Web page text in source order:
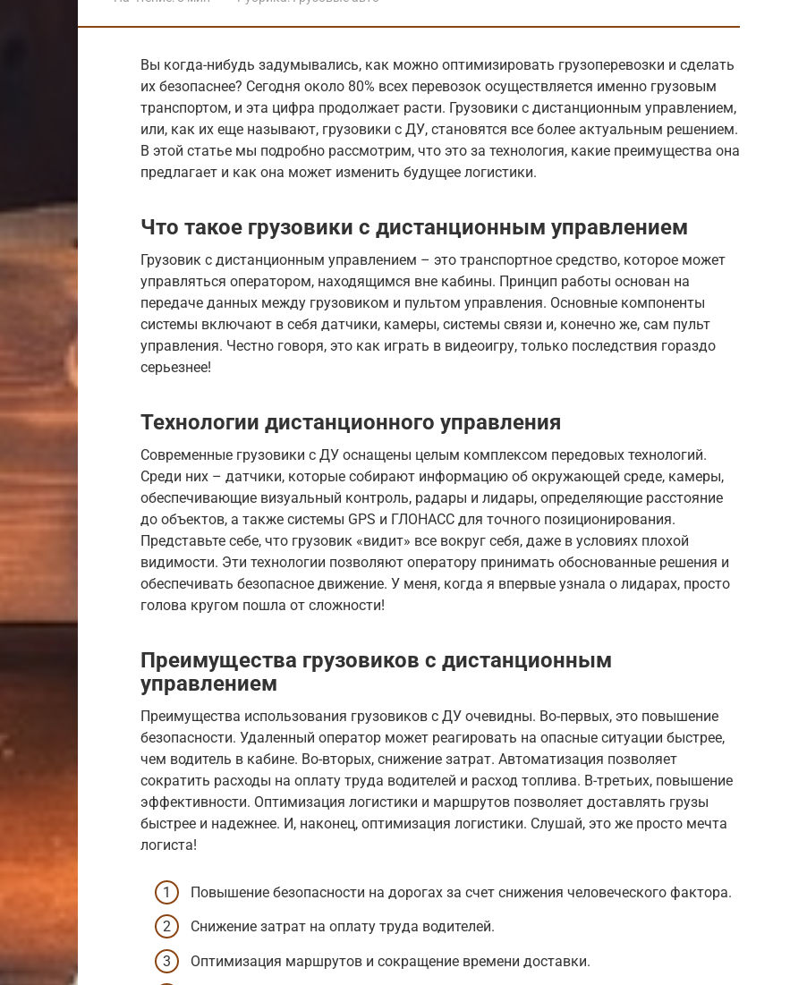
Вы когда-нибудь задумывались, как можно оптимизировать грузоперевозки и сделать
их безопаснее? Сегодня около 80% всех перевозок осуществляется именно грузовым
транспортом, и эта цифра продолжает расти. Грузовики с дистанционным управлением,
или, как их еще называют, грузовики с ДУ, становятся все более актуальным решением.
В этой статье мы подробно рассмотрим, что это за технология, какие преимущества она
предлагает и как она может изменить будущее логистики.
Что такое грузовики с дистанционным управлением
Грузовик с дистанционным управлением – это транспортное средство, которое может
управляться оператором, находящимся вне кабины. Принцип работы основан на
передаче данных между грузовиком и пультом управления. Основные компоненты
системы включают в себя датчики, камеры, системы связи и, конечно же, сам пульт
управления. Честно говоря, это как играть в видеоигру, только последствия гораздо
серьезнее!
Технологии дистанционного управления
Современные грузовики с ДУ оснащены целым комплексом передовых технологий.
Среди них – датчики, которые собирают информацию об окружающей среде, камеры,
обеспечивающие визуальный контроль, радары и лидары, определяющие расстояние
до объектов, а также системы GPS и ГЛОНАСС для точного позиционирования.
Представьте себе, что грузовик «видит» все вокруг себя, даже в условиях плохой
видимости. Эти технологии позволяют оператору принимать обоснованные решения и
обеспечивать безопасное движение. У меня, когда я впервые узнала о лидарах, просто
голова кругом пошла от сложности!
Преимущества грузовиков с дистанционным
управлением
Преимущества использования грузовиков с ДУ очевидны. Во-первых, это повышение
безопасности. Удаленный оператор может реагировать на опасные ситуации быстрее,
чем водитель в кабине. Во-вторых, снижение затрат. Автоматизация позволяет
сократить расходы на оплату труда водителей и расход топлива. В-третьих, повышение
эффективности. Оптимизация логистики и маршрутов позволяет доставлять грузы
быстрее и надежнее. И, наконец, оптимизация логистики. Слушай, это же просто мечта
логиста!
Повышение безопасности на дорогах за счет снижения человеческого фактора.
Снижение затрат на оплату труда водителей.
Оптимизация маршрутов и сокращение времени доставки.